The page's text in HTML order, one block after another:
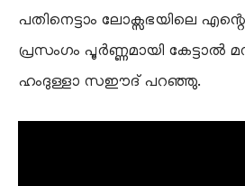
പതിനെട്ടാം ലോക്സഭയിലെ
പ്രസംഗം പൂർണ്ണമായി കേട്ടാൽ
ഹംദുള്ളാ സഈദ് പറഞ്ഞു.